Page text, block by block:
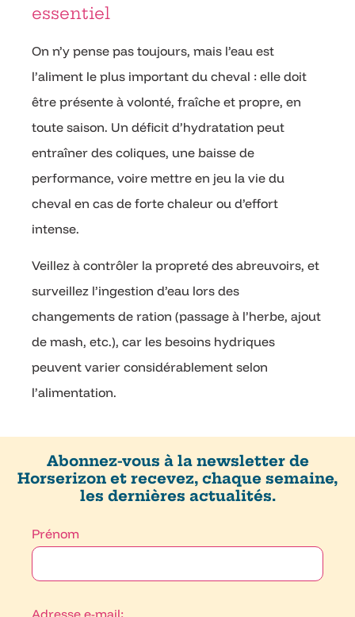
essentiel
On n’y pense pas toujours, mais l’eau est
l’aliment le plus important du cheval : elle doit
être présente à volonté, fraîche et propre, en
toute saison. Un déficit d’hydratation peut
entraîner des coliques, une baisse de
performance, voire mettre en jeu la vie du
cheval en cas de forte chaleur ou d’effort
intense.
Veillez à contrôler la propreté des abreuvoirs, et
surveillez l’ingestion d’eau lors des
changements de ration (passage à l’herbe, ajout
de mash, etc.), car les besoins hydriques
peuvent varier considérablement selon
l’alimentation.
Abonnez-vous à la newsletter de
Horserizon et recevez, chaque semaine,
les dernières actualités.
Prénom
Adresse e-mail: